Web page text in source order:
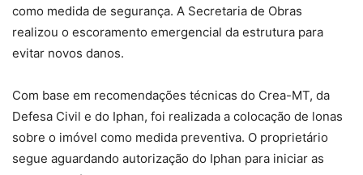
como medida de segurança. A Secretaria de Obras
realizou o escoramento emergencial da estrutura para
evitar novos danos.
Com base em recomendações técnicas do Crea-MT, da
Defesa Civil e do Iphan, foi realizada a colocação de lonas
sobre o imóvel como medida preventiva. O proprietário
segue aguardando autorização do Iphan para iniciar as